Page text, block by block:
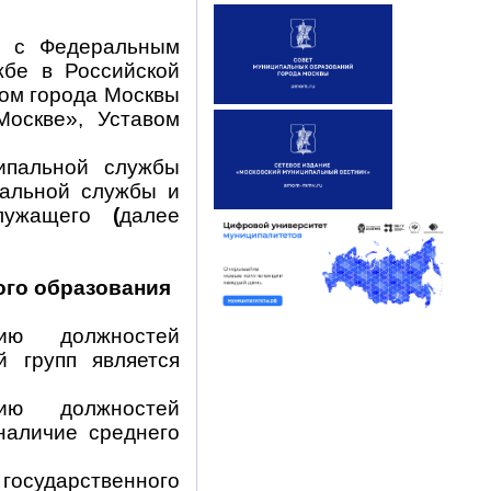
с Федеральным
в Российской
города Москвы
Уставом
службы
службы и
(далее
образования
должностей
является
должностей
среднего